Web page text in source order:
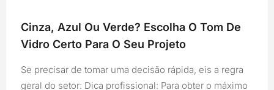
Cinza, Azul Ou Verde? Escolha O Tom De
Vidro Certo Para O Seu Projeto
Se precisar de tomar uma decisão rápida, eis a regra
geral do setor: Dica profissional: Para obter o máximo